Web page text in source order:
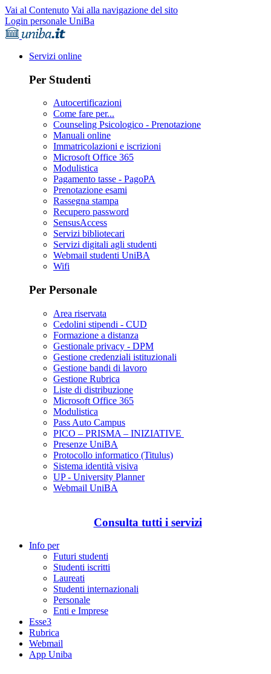
Vai al Contenuto Vai alla navigazione del sito
Login personale UniBa
Servizi online
Per Studenti
Autocertificazioni
Come fare per...
Counseling Psicologico - Prenotazione
Manuali online
Immatricolazioni e iscrizioni
Microsoft Office 365
Modulistica
Pagamento tasse - PagoPA
Prenotazione esami
Rassegna stampa
Recupero password
SensusAccess
Servizi bibliotecari
Servizi digitali agli studenti
Webmail studenti UniBA
Wifi
Per Personale
Area riservata
Cedolini stipendi - CUD
Formazione a distanza
Gestionale privacy - DPM
Gestione credenziali istituzionali
Gestione bandi di lavoro
Gestione Rubrica
Liste di distribuzione
Microsoft Office 365
Modulistica
Pass Auto Campus
PICO – PRISMA – INIZIATIVE
Presenze UniBA
Protocollo informatico (Titulus)
Sistema identità visiva
UP - University Planner
Webmail UniBA
Consulta tutti i servizi
Info per
Futuri studenti
Studenti iscritti
Laureati
Studenti internazionali
Personale
Enti e Imprese
Esse3
Rubrica
Webmail
App Uniba